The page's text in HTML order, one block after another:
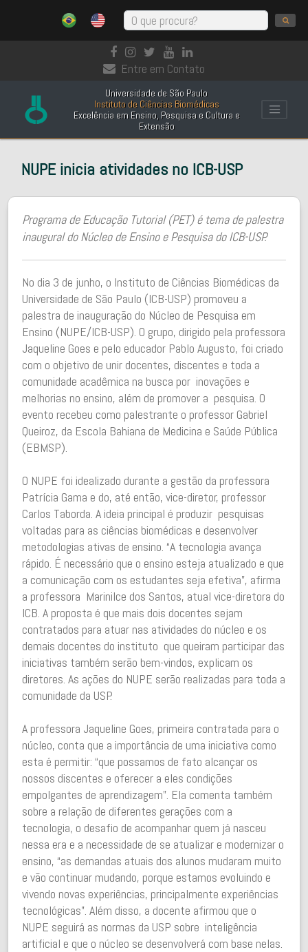
Entre em Contato
Universidade de São Paulo
Instituto de Ciências Biomédicas
Excelência em Ensino, Pesquisa e Cultura e
Extensão
NUPE inicia atividades no ICB-USP
Programa de Educação Tutorial (PET) é tema de palestra
inaugural do Núcleo de Ensino e Pesquisa do ICB-USP.
No dia 3 de junho, o Instituto de Ciências Biomédicas da
Universidade de São Paulo (ICB-USP) promoveu a
palestra de inauguração do Núcleo de Pesquisa em
Ensino (NUPE/ICB-USP). O grupo, dirigido pela professora
Jaqueline Goes e pelo educador Pablo Augusto, foi criado
com o objetivo de unir docentes, discentes e toda a
comunidade acadêmica na busca por inovações e
melhorias no ensino, além de promover a pesquisa. O
evento recebeu como palestrante o professor Gabriel
Queiroz, da Escola Bahiana de Medicina e Saúde Pública
(EBMSP).
O NUPE foi idealizado durante a gestão da professora
Patrícia Gama e do, até então, vice-diretor, professor
Carlos Taborda. A ideia principal é produzir pesquisas
voltadas para as ciências biomédicas e desenvolver
metodologias ativas de ensino. “A tecnologia avança
rápido. É necessário que o ensino esteja atualizado e que
a comunicação com os estudantes seja efetiva”, afirma
a professora Marinilce dos Santos, atual vice-diretora do
ICB. A proposta é que mais dois docentes sejam
contratados para atuar nas atividades do núcleo e os
demais docentes do instituto que queiram participar das
iniciativas também serão bem-vindos, explicam os
diretores. As ações do NUPE serão realizadas para toda a
comunidade da USP.
A professora Jaqueline Goes, primeira contratada para o
núcleo, conta que a importância de uma iniciativa como
esta é permitir: “que possamos de fato alcançar os
nossos discentes e oferecer a eles condições
empolgantes de aprendizagem”. Ela comenta também
sobre a relação de diferentes gerações com a
tecnologia, o desafio de acompanhar quem já nasceu
nessa era e a necessidade de se atualizar e modernizar o
ensino, “as demandas atuais dos alunos mudaram muito
e vão continuar mudando, porque estamos evoluindo e
vivendo novas experiências, principalmente experiências
tecnológicas”. Além disso, a docente afirmou que o
NUPE seguirá as normas da USP sobre inteligência
artificial e que o núcleo se desenvolverá com base nelas.